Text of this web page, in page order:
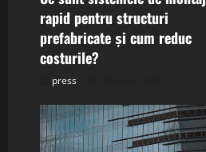
rapid pentru structuri
prefabricate și cum reduc
costurile?
press